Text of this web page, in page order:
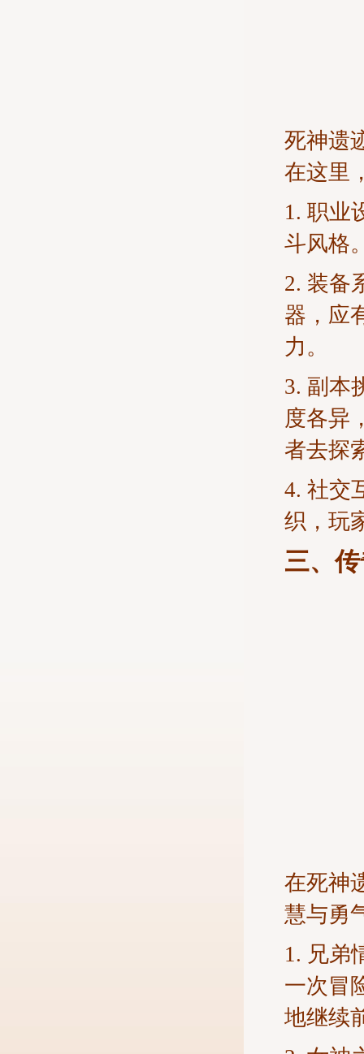
死神遗
在这里
1. 职业
斗风格
2. 装备
器，应
力。
3. 副本
度各异
者去探
4. 社交
织，玩
三、
在死神
慧与勇
1. 兄弟
一次冒
地继续